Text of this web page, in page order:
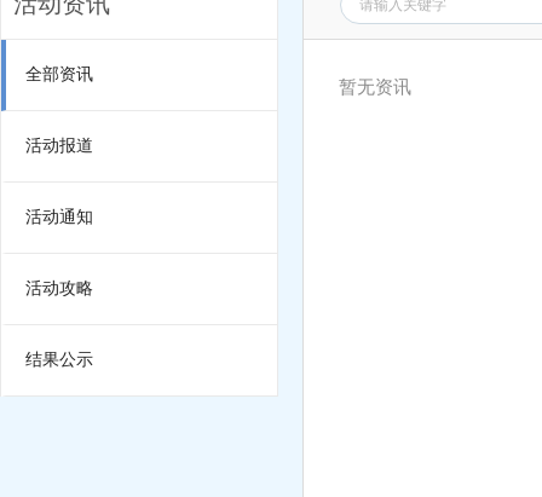
全部资讯
活动报道
活动通知
活动攻略
结果公示
暂无资讯